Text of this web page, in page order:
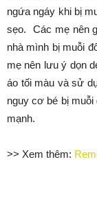
ngứa ngáy khi bị
sẹo. Các mẹ nên
nhà mình bị muỗi
mẹ nên lưu ý dọn
áo tối màu và sử
nguy cơ bé bị
mạnh.
>> Xem thêm: